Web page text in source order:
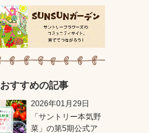
おすすめの記事
2026年01月29日
「サントリー本気野
菜」の第5期公式ア